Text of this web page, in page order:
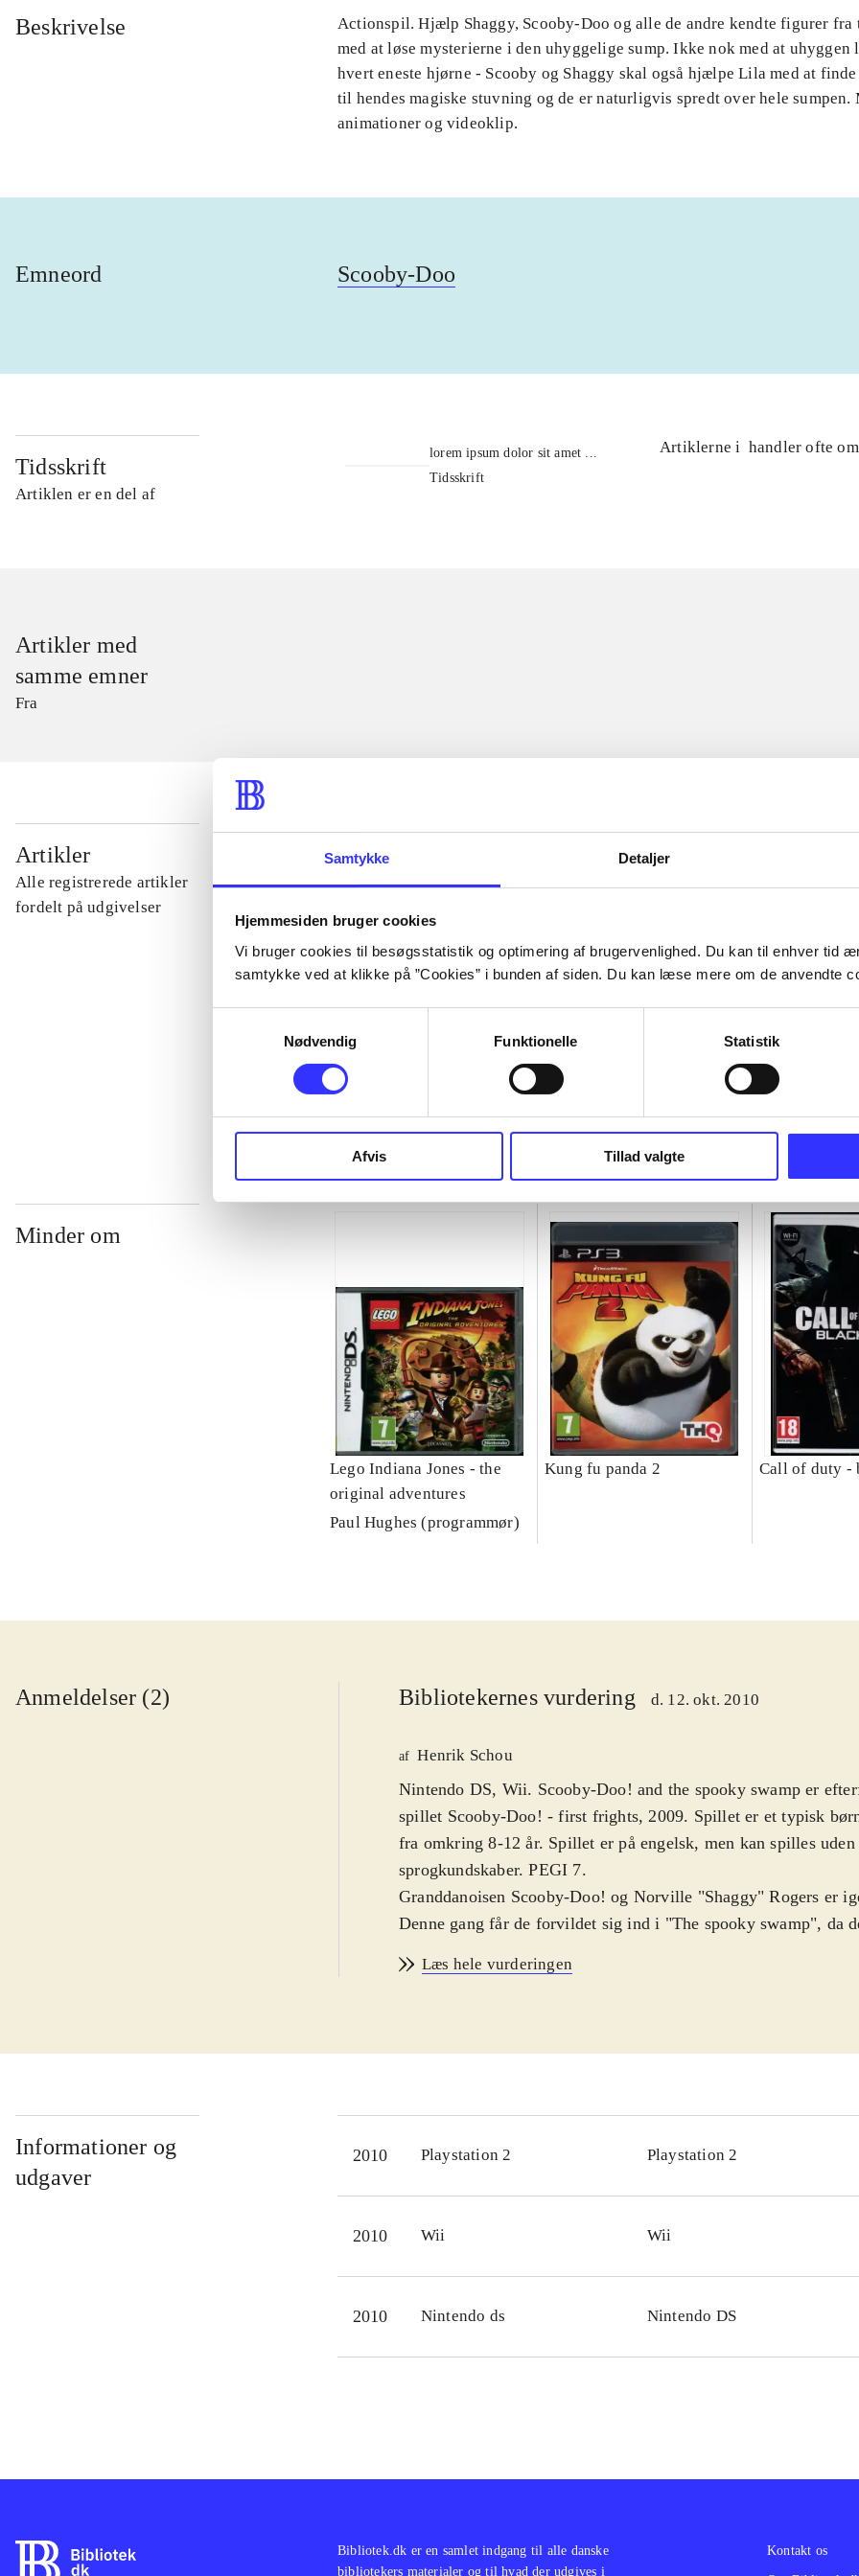
Samtykke Detaljer
Hjemmesiden bruger cookies
Vi bruger cookies til besøgsstatistik og optimering af brugervenlighed. Du kan til enhver tid
samtykke ved at klikke på ”Cookies” i bunden af siden. Du kan læse mere om de anvendte
Nødvendig
Funktionelle Statistik
Afvis Tillad valgte
Beskrivelse
Actionspil. Hjælp Shaggy, Scooby-Doo og alle de andre kendte figurer fra
med at løse mysterierne i den uhyggelige sump. Ikke nok med at uhyggen
hvert eneste hjørne - Scooby og Shaggy skal også hjælpe Lila med at
til hendes magiske stuvning og de er naturligvis spredt over hele sumpen.
animationer og videoklip.
Emneord Scooby-Doo
Tidsskrift
Artiklen er en del af
lorem ipsum dolor sit amet ...
Tidsskrift
Artiklerne i handler ofte om
Artikler med
samme emner
Fra
Artikler
Alle registrerede artikler
fordelt på udgivelser
...
Minder om
Lego Indiana Jones - the
original adventures
Paul Hughes (programmør)
Kung fu panda 2 Call of duty -
Anmeldelser (2) Bibliotekernes vurdering d. 12. okt. 2010
af Henrik Schou
Nintendo DS, Wii. Scooby-Doo! and the spooky swamp er
spillet Scooby-Doo! - first frights, 2009. Spillet er et typisk
fra omkring 8-12 år. Spillet er på engelsk, men kan spilles uden
sprogkundskaber. PEGI 7.
Granddanoisen Scooby-Doo! og Norville "Shaggy" Rogers er
Denne gang får de forvildet sig ind i "The spooky swamp", da
have hjælp til at samle ingredienser til sin noget specielle
Shaggy og Scooby er der andre kendte figurer som Fred og
Spillet er et klassisk 3D action adventure, hvor man skal
fylder minispillene en del. Mysterierne er lidt uhyggelige, men
noget, der bør afskrække kendere af Scooby-Doo! universet -
sekvenser. Grafikken er i den simple ende
Spillets gameplay er som snydt ud af næsen på Scooby-Doo! -
Scooby-Doo! fans vil bestemt ikke blive skuffet - men er man
bangebuksens eventyr, så er dette spil næppe noget man vil
Læs hele vurderingen
Informationer og
udgaver
2010 Playstation 2 Playstation 2
2010 Wii Wii
2010 Nintendo ds Nintendo DS
Bibliotek.dk er en samlet indgang til alle danske
bibliotekers materialer og til hvad der udgives i
Kontakt os